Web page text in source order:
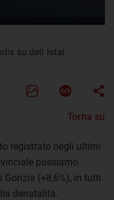
su dati Istat
Torna su
registrato negli ultimi
possiamo
Gorizia (+8,6%), in tutti
denatalità.